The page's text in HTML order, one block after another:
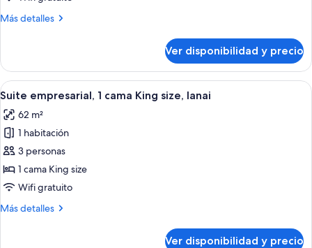
cama
balcón,
vista
al
océano
Más detalles
Más
Premier,
cama
size,
balcón,
vista
al
océano
Ver disponibilidad y precio
Ver
todas
las
fotos
de
Suite
empresarial,
cama
Un balcón con un sofá de mimbre,
5
Suite empresarial, 1 cama King size, lanai
62 m²
1 habitación
3 personas
1 cama King size
Wifi gratuito
Más detalles
Más
Ver disponibilidad y precio